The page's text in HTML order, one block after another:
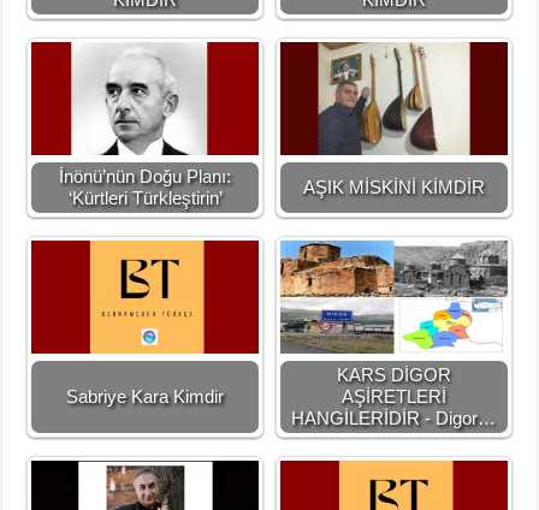
İnönü’nün Doğu Planı:
‘Kürtleri Türkleştirin’
AŞIK MİSKİNİ KİMDİR
Sabriye Kara Kimdir
KARS DİGOR
AŞİRETLERİ
HANGİLERİDİR - Digor…